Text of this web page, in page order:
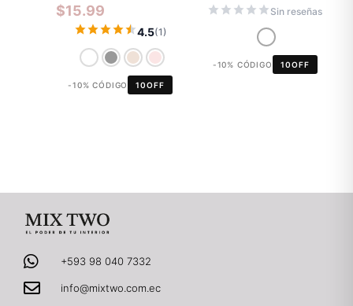
$15.99
4.5(1)
-10% CÓDIGO 10OFF
Sin reseñas
-10% CÓDIGO 10OFF
+593 98 040 7332
info@mixtwo.com.ec